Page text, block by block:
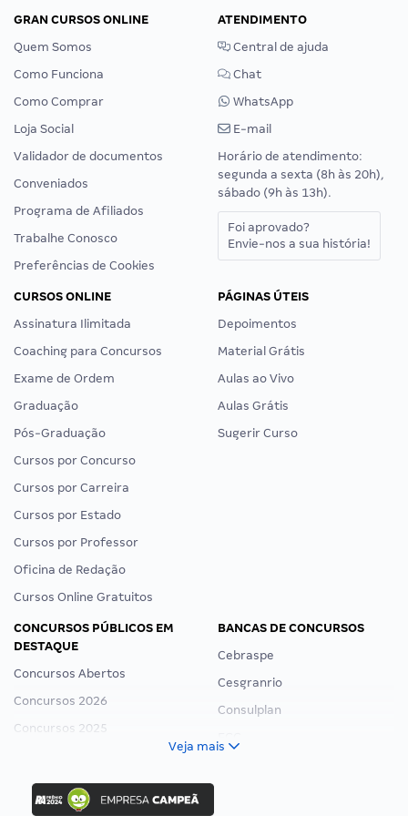
GRAN CURSOS ONLINE
Quem Somos
Como Funciona
Como Comprar
Loja Social
Validador de documentos
Conveniados
Programa de Afiliados
Trabalhe Conosco
Preferências de Cookies
ATENDIMENTO
Central de ajuda
Chat
WhatsApp
E-mail
Horário de atendimento:
segunda a sexta (8h às 20h),
sábado (9h às 13h).
Foi aprovado?
Envie-nos a sua história!
CURSOS ONLINE
Assinatura Ilimitada
Coaching para Concursos
Exame de Ordem
Graduação
Pós-Graduação
Cursos por Concurso
Cursos por Carreira
Cursos por Estado
Cursos por Professor
Oficina de Redação
Cursos Online Gratuitos
PÁGINAS ÚTEIS
Depoimentos
Material Grátis
Aulas ao Vivo
Aulas Grátis
Sugerir Curso
CONCURSOS PÚBLICOS EM
DESTAQUE
Concursos Abertos
Concursos 2026
Concursos 2025
Concurso Ibama
Concurso MPU
BANCAS DE CONCURSOS
Cebraspe
Cesgranrio
Consulplan
Veja mais